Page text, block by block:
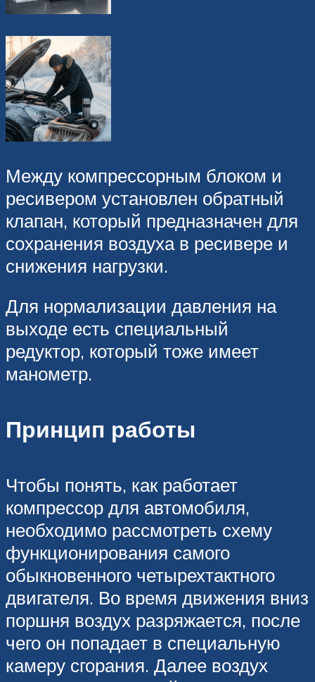
Между компрессорным блоком и
ресивером установлен обратный
клапан, который предназначен для
сохранения воздуха в ресивере и
снижения нагрузки.
Для нормализации давления на
выходе есть специальный
редуктор, который тоже имеет
манометр.
Принцип работы
Чтобы понять, как работает
компрессор для автомобиля,
необходимо рассмотреть схему
функционирования самого
обыкновенного четырехтактного
двигателя. Во время движения вниз
поршня воздух разряжается, после
чего он попадает в специальную
камеру сгорания. Далее воздух